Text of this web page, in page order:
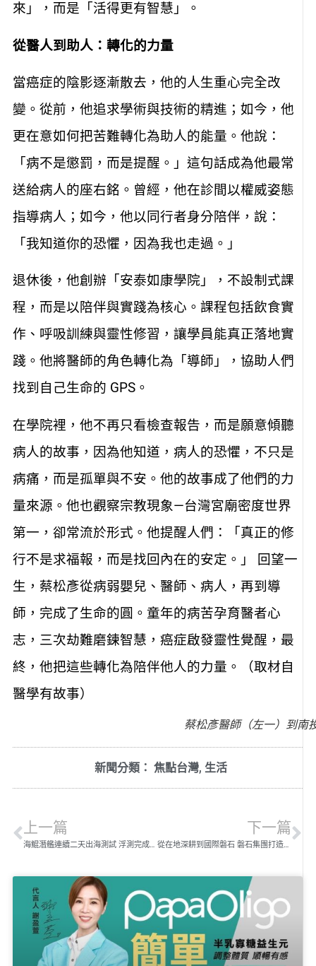
來」，而是「活得更有智慧」。
從醫人到助人：轉化的力量
當癌症的陰影逐漸散去，他的人生重心完全改
變。從前，他追求學術與技術的精進；如今，他
更在意如何把苦難轉化為助人的能量。他說：
「病不是懲罰，而是提醒。」這句話成為他最常
送給病人的座右銘。曾經，他在診間以權威姿態
指導病人；如今，他以同行者身分陪伴，說：
「我知道你的恐懼，因為我也走過。」
退休後，他創辦「安泰如康學院」，不設制式課
程，而是以陪伴與實踐為核心。課程包括飲食實
作、呼吸訓練與靈性修習，讓學員能真正落地實
踐。他將醫師的角色轉化為「導師」，協助人們
找到自己生命的 GPS。
在學院裡，他不再只看檢查報告，而是願意傾聽
病人的故事，因為他知道，病人的恐懼，不只是
病痛，而是孤單與不安。他的故事成了他們的力
量來源。他也觀察宗教現象—台灣宮廟密度世界
第一，卻常流於形式。他提醒人們：「真正的修
行不是求福報，而是找回內在的安定。」 回望一
生，蔡松彥從病弱嬰兒、醫師、病人，再到導
師，完成了生命的圓。童年的病苦孕育醫者心
志，三次劫難磨鍊智慧，癌症啟發靈性覺醒，最
終，他把這些轉化為陪伴他人的力量。（取材自
醫學有故事）
蔡松彥醫師（左一）到南
新聞分類： 焦點台灣, 生活
上一篇
海鯤潛艦連續二天出海測試 浮測完成後將進行「潛航測試」
下一篇
從在地深耕到國際磐石 磐石集團打造華人市場金融中介領導品牌